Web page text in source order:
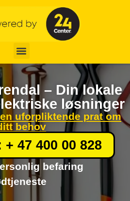
– Din lokale
løsninger
uforpliktende prat om
behov
47 400 00 828
befaring